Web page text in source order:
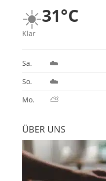
☀️31°C
Klar
Sa. ☁️
So.
☁️
Mo.
⛅
ÜBER UNS